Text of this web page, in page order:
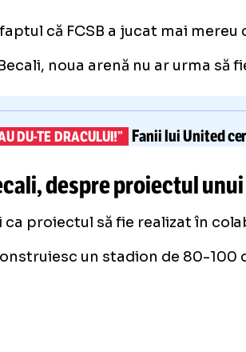
că FCSB a jucat mai
noua arenă nu ar urma
DU-TEDRACULUI!” Fanii lui United
despre proiectul
ca proiectul să fie realizat în
un stadion de 80-100